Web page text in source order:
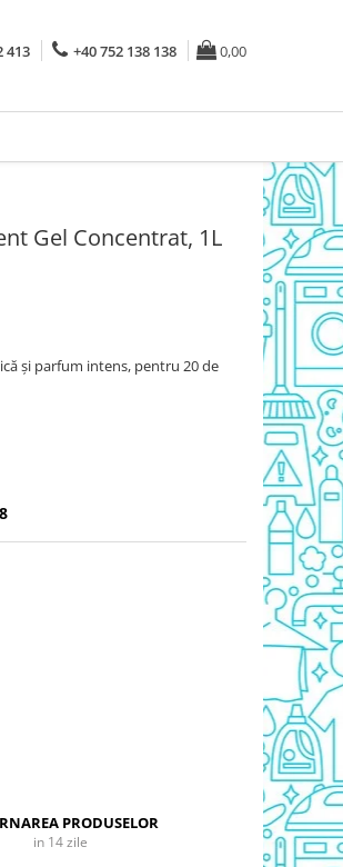
413 +40 752 138 138 0,00
Gel Concentrat, 1L
și parfum intens, pentru 20 de
PRODUSELOR
in 14 zile